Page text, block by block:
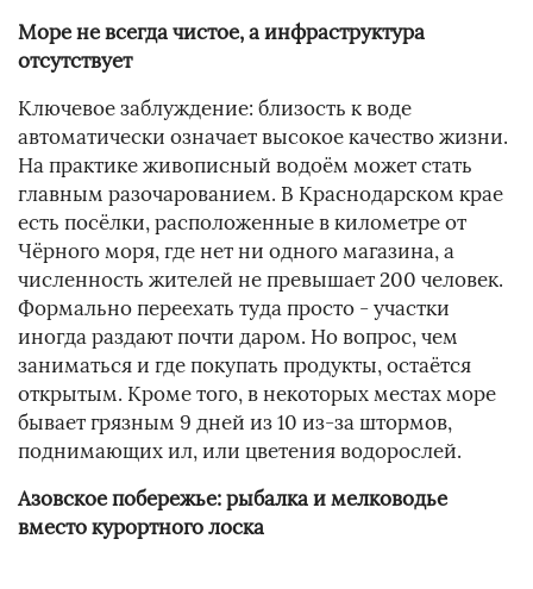
Море не всегда чистое, а инфраструктура
отсутствует
Ключевое заблуждение: близость к воде
автоматически означает высокое качество жизни.
На практике живописный водоём может стать
главным разочарованием. В Краснодарском крае
есть посёлки, расположенные в километре от
Чёрного моря, где нет ни одного магазина, а
численность жителей не превышает 200 человек.
Формально переехать туда просто - участки
иногда раздают почти даром. Но вопрос, чем
заниматься и где покупать продукты, остаётся
открытым. Кроме того, в некоторых местах море
бывает грязным 9 дней из 10 из-за штормов,
поднимающих ил, или цветения водорослей.
Азовское побережье: рыбалка и мелководье
вместо курортного лоска